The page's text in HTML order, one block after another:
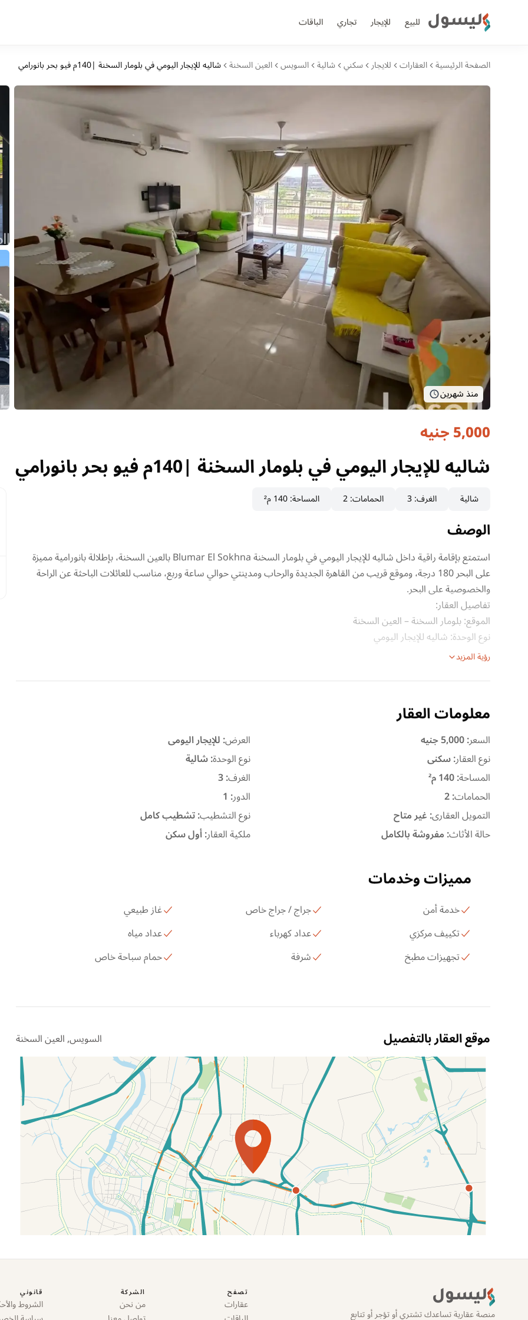
ليسول للبيع للإيجار تجاري الباقات
الصفحة الرئيسية العقارات للايجار سكني شالية السويس العين السخنة شاليه للإيجار اليومي في بلومار السخنة |140م فيو بحر بانورامي
منذ شهرين
شاليه للإيجار اليومي في بلومار السخنة |140م فيو بحر بانورامي
السويس, العين السخنة
5,000 جنيه
شاليه للإيجار اليومي في بلومار السخنة |140م فيو بحر بانورامي
شالية الغرف:
3 الحمامات:
2 المساحة:140 م²
الوصف
استمتع بإقامة راقية داخل شاليه للإيجار اليومي في بلومار السخنة Blumar El Sokhna بالعين السخنة، بإطلالة بانورامية مميزة
على البحر 180 درجة، وموقع قريب من القاهرة الجديدة والرحاب ومدينتي حوالي ساعة وربع، مناسب للعائلات الباحثة عن الراحة
والخصوصية على البحر.
تفاصيل العقار:
الموقع: بلومار السخنة – العين السخنة
نوع الوحدة: شاليه للإيجار اليومي
رؤية المزيد
معلومات العقار
السعر:5,000 جنيه العرض:للإيجار اليومى
نوع العقار:سكنى نوع الوحدة:شالية
المساحة:140 م² الغرف:
3
الحمامات:
2 الدور:
1
التمويل العقارى:غير متاح نوع التشطيب:تشطيب كامل
حالة الأثاث:مفروشة بالكامل ملكية العقار:أول سكن
مميزات وخدمات
خدمة أمن جراج / جراج خاص
غاز طبيعي
تكييف مركزي
عداد كهرباء
عداد مياه
تجهيزات مطبخ
شرفة حمام سباحة خاص
موقع العقار بالتفصيل السويس, العين السخنة
الموقع عل الخريطة
ليسول
منصة عقارية تساعدك تشتري أو تؤجر أو تتابع
تصفح
عقارات
الشركة
من نحن
قانوني
الشروط